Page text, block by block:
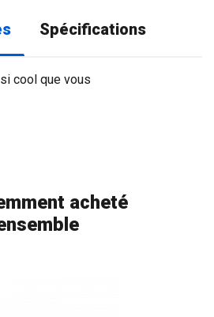
Spécifications
cool que vous
acheté